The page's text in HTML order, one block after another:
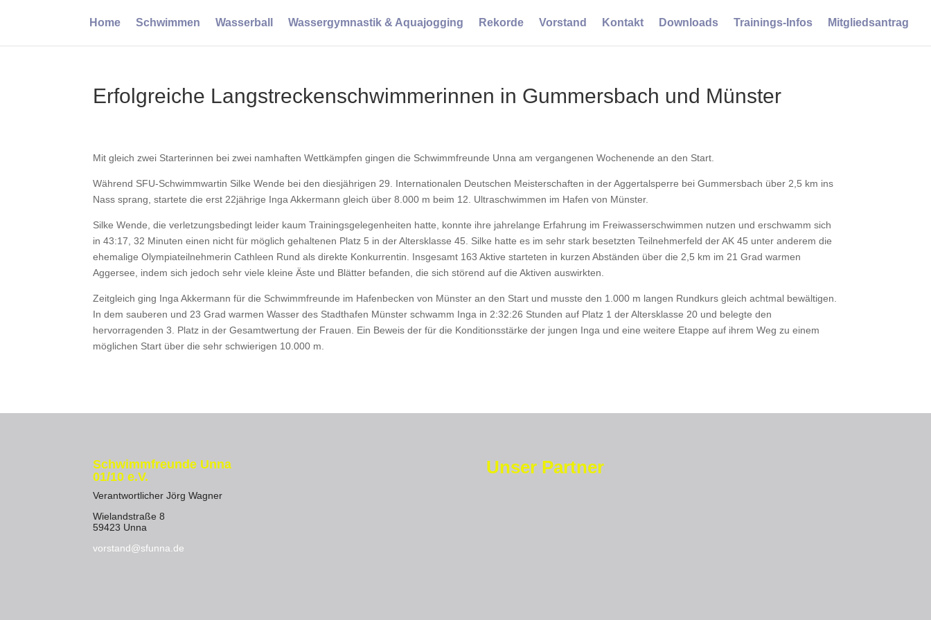
Home Schwimmen Wasserball Wassergymnastik & Aquajogging Rekorde Vorstand Kontakt Downloads Trainings-Infos Mitgliedsantrag
Erfolgreiche Langstreckenschwimmerinnen in Gummersbach und Münster
Mit gleich zwei Starterinnen bei zwei namhaften Wettkämpfen gingen die Schwimmfreunde Unna am vergangenen Wochenende an den Start.
Während SFU-Schwimmwartin Silke Wende bei den diesjährigen 29. Internationalen Deutschen Meisterschaften in der Aggertalsperre bei Gummersbach über 2,5 km ins
Nass sprang, startete die erst 22jährige Inga Akkermann gleich über 8.000 m beim 12. Ultraschwimmen im Hafen von Münster.
Silke Wende, die verletzungsbedingt leider kaum Trainingsgelegenheiten hatte, konnte ihre jahrelange Erfahrung im Freiwasserschwimmen nutzen und erschwamm sich
in 43:17, 32 Minuten einen nicht für möglich gehaltenen Platz 5 in der Altersklasse 45. Silke hatte es im sehr stark besetzten Teilnehmerfeld der AK 45 unter anderem die
ehemalige Olympiateilnehmerin Cathleen Rund als direkte Konkurrentin. Insgesamt 163 Aktive starteten in kurzen Abständen über die 2,5 km im 21 Grad warmen
Aggersee, indem sich jedoch sehr viele kleine Äste und Blätter befanden, die sich störend auf die Aktiven auswirkten.
Zeitgleich ging Inga Akkermann für die Schwimmfreunde im Hafenbecken von Münster an den Start und musste den 1.000 m langen Rundkurs gleich achtmal bewältigen.
In dem sauberen und 23 Grad warmen Wasser des Stadthafen Münster schwamm Inga in 2:32:26 Stunden auf Platz 1 der Altersklasse 20 und belegte den
hervorragenden 3. Platz in der Gesamtwertung der Frauen. Ein Beweis der für die Konditionsstärke der jungen Inga und eine weitere Etappe auf ihrem Weg zu einem
möglichen Start über die sehr schwierigen 10.000 m.
Schwimmfreunde Unna
01/10 e.V.
Verantwortlicher Jörg Wagner
Wielandstraße 8
59423 Unna
vorstand@sfunna.de
Unser Partner